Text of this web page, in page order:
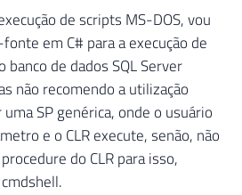
de scripts MS-DOS, vou
em C# para a execução de
de dados SQL Server
não recomendo a utilização
SP genérica, onde o usuário
e o CLR execute, senão, não
do CLR para isso,